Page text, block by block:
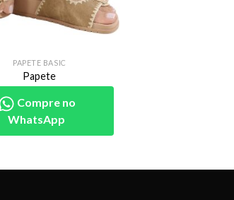
PAPETE BASIC
Papete
Compre no
WhatsApp